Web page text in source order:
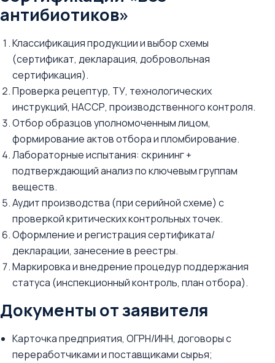
антибиотиков»
Классификация продукции и выбор схемы
(сертификат, декларация, добровольная
сертификация).
Проверка рецептур, ТУ, технологических
инструкций, НАССР, производственного контроля.
Отбор образцов уполномоченным лицом,
формирование актов отбора и пломбирование.
Лабораторные испытания: скрининг +
подтверждающий анализ по ключевым группам
веществ.
Аудит производства (при серийной схеме) с
проверкой критических контрольных точек.
Оформление и регистрация сертификата/
декларации, занесение в реестры.
Маркировка и внедрение процедур поддержания
статуса (инспекционный контроль, план отбора).
Документы от заявителя
Карточка предприятия, ОГРН/ИНН, договоры с
переработчиками и поставщиками сырья;